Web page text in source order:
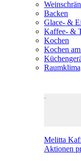
Backen
Glace- &
Kaffee- &
Kochen
Kochen
Melitta
Aktionen